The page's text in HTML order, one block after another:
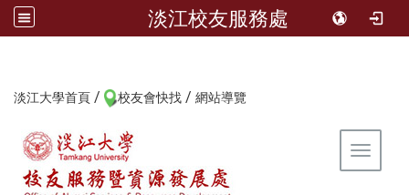
淡江校友服務處
淡江大學首頁 / 校友會快找 / 網站導覽
Toggle